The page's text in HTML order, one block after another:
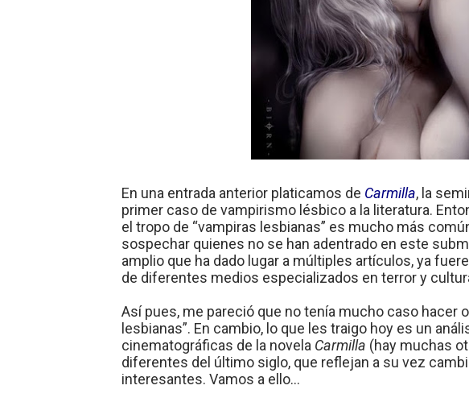
Definiendo: ¿Qué es el fascismo?
Panorama del nuevo fascismo mundial:
Llévenmelo fuchachos: El adiós a 'THE BOYS'
La falacia etimológica
En una entrada anterior platicamos de Carmilla, la
primer caso de vampirismo lésbico a la literatura.
el tropo de “vampiras lesbianas” es mucho más
sospechar quienes no se han adentrado en este
amplio que ha dado lugar a múltiples artículos, ya
de diferentes medios especializados en terror y
Así pues, me pareció que no tenía mucho caso hacer
lesbianas”. En cambio, lo que les traigo hoy es un
cinematográficas de la novela Carmilla (hay muchas
diferentes del último siglo, que reflejan a su vez
interesantes. Vamos a ello…